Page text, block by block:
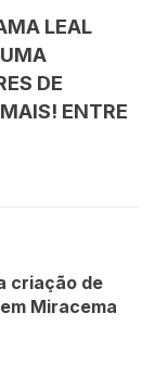
LEAL
DE
ENTRE
criação de
Miracema